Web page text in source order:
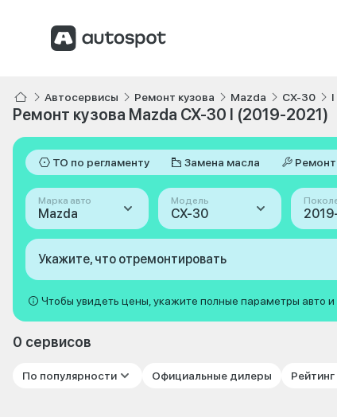
Автосервисы Ремонт кузова Mazda CX-30
Ремонт кузова Mazda CX-30 I (2019-2021)
ТО по регламенту Замена масла Ремонт
Марка авто
Mazda
Модель
CX-30
Укажите, что отремонтировать
Чтобы увидеть цены, укажите полные параметры авто и
0 сервисов
По популярности Официальные дилеры